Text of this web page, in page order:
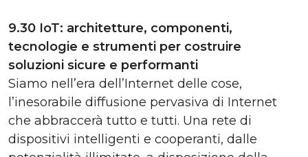
9.30 IoT: architetture, componenti,
tecnologie e strumenti per costruire
soluzioni sicure e performanti
Siamo nell’era dell’Internet delle cose,
l’inesorabile diffusione pervasiva di Internet
che abbraccerà tutto e tutti. Una rete di
dispositivi intelligenti e cooperanti, dalle